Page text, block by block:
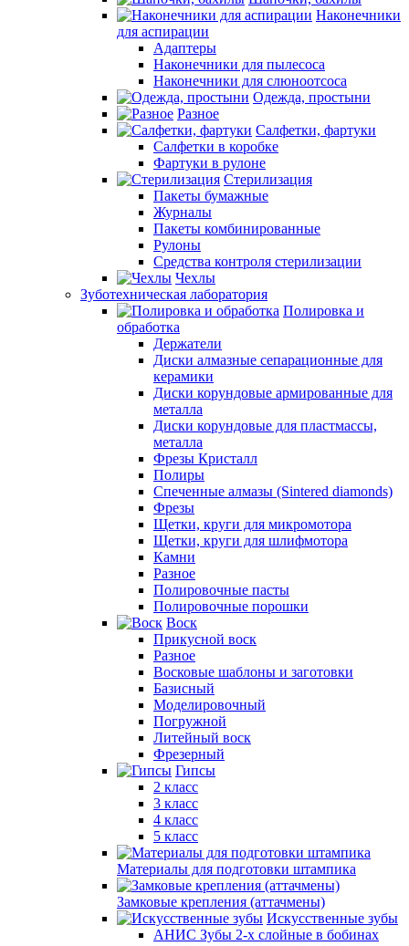
Наконечники
для аспирации
Адаптеры
Наконечники для пылесоса
Наконечники для слюноотсоса
Одежда, простыни
Разное
Салфетки, фартуки
Салфетки в коробке
Фартуки в рулоне
Стерилизация
Пакеты бумажные
Журналы
Пакеты комбинированные
Рулоны
Средства контроля стерилизации
Чехлы
Зуботехническая лаборатория
Полировка и
обработка
Держатели
Диски алмазные сепарационные для
керамики
Диски корундовые армированные для
металла
Диски корундовые для пластмассы,
металла
Фрезы Кристалл
Полиры
Спеченные алмазы (Sintered diamonds)
Фрезы
Щетки, круги для микромотора
Щетки, круги для шлифмотора
Камни
Разное
Полировочные пасты
Полировочные порошки
Воск
Прикусной воск
Разное
Восковые шаблоны и заготовки
Базисный
Моделировочный
Погружной
Литейный воск
Фрезерный
Гипсы
2 класс
3 класс
4 класс
5 класс
Материалы для подготовки штампика
Замковые крепления (аттачмены)
Искусственные зубы
АНИС Зубы 2-х слойные в бобинах